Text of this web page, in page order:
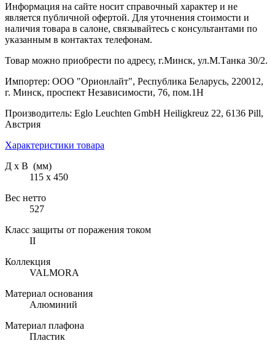
Информация на сайте носит справочный характер и не
является публичной офертой. Для уточнения стоимости и
наличия товара в салоне, связывайтесь с консультантами по
указанным в контактах телефонам.
Товар можно приобрести по адресу, г.Минск, ул.М.Танка 30/2.
Импортер: ООО "Орионлайт", Республика Беларусь, 220012,
г. Минск, проспект Независимости, 76, пом.1Н
Производитель: Eglo Leuchten GmbH Heiligkreuz 22, 6136 Pill,
Австрия
Характеристики товара
Д х В (мм)
115 х 450
Вес нетто
527
Класс защиты от поражения током
II
Коллекция
VALMORA
Материал основания
Алюминий
Материал плафона
Пластик